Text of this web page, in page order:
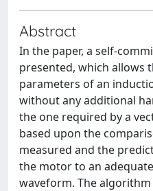
Abstract
In the paper, a self-
presented, which allows
parameters of an
without any additional
the one required by a
based upon the
measured and the
the motor to an
waveform. The algorithm